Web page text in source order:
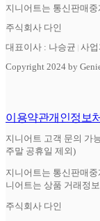
지니어트는 통신판매
주식회사 다인
대표이사 : 나승균 사업
Copyright 2024 by
이용약관개인정보
지니어트 고객 문의 가
주말 공휴일 제외)
지니어트는 통신판매
니어트는 상품 거래정
주식회사 다인